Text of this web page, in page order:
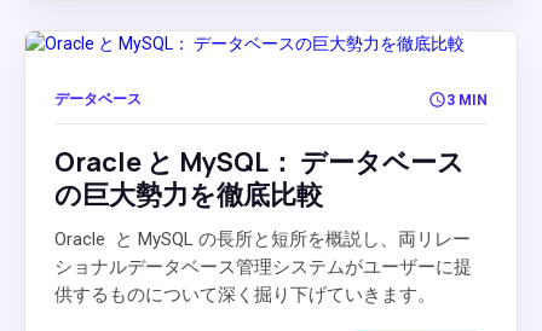
データベース 3 MIN
Oracle と MySQL： データベース
の巨大勢力を徹底比較
Oracle と MySQL の長所と短所を概説し、両リレー
ショナルデータベース管理システムがユーザーに提
供するものについて深く掘り下げていきます。